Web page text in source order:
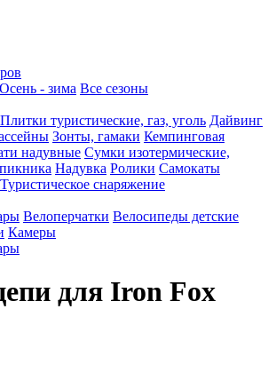
Осень - зима Все сезоны
Плитки туристические, газ, уголь Дайвинг
Зонты, гамаки Кемпинговая
надувные Cумки изотермические,
Надувка Ролики Самокаты
Туристическое снаряжение
Велоперчатки Велосипеды детские
Камеры
для Iron Fox